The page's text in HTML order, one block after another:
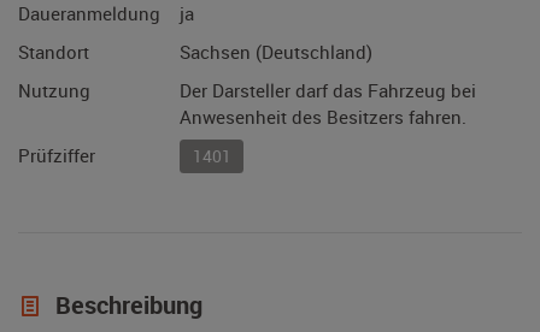
Daueranmeldung
ja
Standort
Sachsen (Deutschland)
Nutzung
Der Darsteller darf das Fahrzeug bei
Anwesenheit des Besitzers fahren.
Prüfziffer
1401
Beschreibung